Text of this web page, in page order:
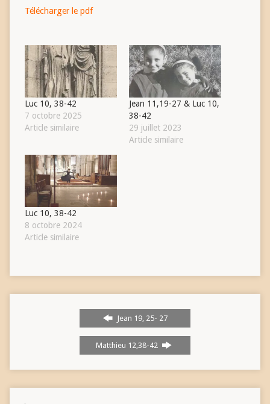
Télécharger le pdf
Luc 10, 38-42
7 octobre 2025
Article similaire
Jean 11,19-27 & Luc 10,
38-42
29 juillet 2023
Article similaire
Luc 10, 38-42
8 octobre 2024
Article similaire
Jean 19, 25- 27
Matthieu 12,38-42